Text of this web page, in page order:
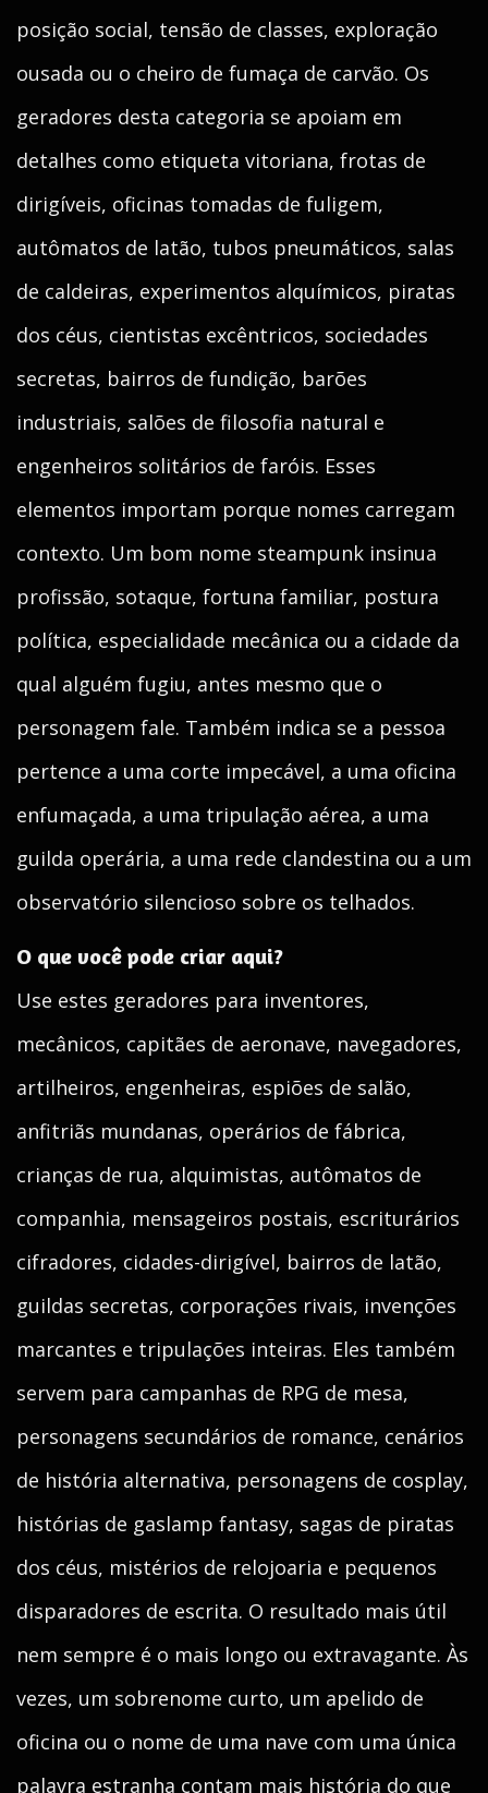
posição social, tensão de classes, exploração
ousada ou o cheiro de fumaça de carvão. Os
geradores desta categoria se apoiam em
detalhes como etiqueta vitoriana, frotas de
dirigíveis, oficinas tomadas de fuligem,
autômatos de latão, tubos pneumáticos, salas
de caldeiras, experimentos alquímicos, piratas
dos céus, cientistas excêntricos, sociedades
secretas, bairros de fundição, barões
industriais, salões de filosofia natural e
engenheiros solitários de faróis. Esses
elementos importam porque nomes carregam
contexto. Um bom nome steampunk insinua
profissão, sotaque, fortuna familiar, postura
política, especialidade mecânica ou a cidade da
qual alguém fugiu, antes mesmo que o
personagem fale. Também indica se a pessoa
pertence a uma corte impecável, a uma oficina
enfumaçada, a uma tripulação aérea, a uma
guilda operária, a uma rede clandestina ou a um
observatório silencioso sobre os telhados.
O que você pode criar aqui?
Use estes geradores para inventores,
mecânicos, capitães de aeronave, navegadores,
artilheiros, engenheiras, espiões de salão,
anfitriãs mundanas, operários de fábrica,
crianças de rua, alquimistas, autômatos de
companhia, mensageiros postais, escriturários
cifradores, cidades-dirigível, bairros de latão,
guildas secretas, corporações rivais, invenções
marcantes e tripulações inteiras. Eles também
servem para campanhas de RPG de mesa,
personagens secundários de romance, cenários
de história alternativa, personagens de cosplay,
histórias de gaslamp fantasy, sagas de piratas
dos céus, mistérios de relojoaria e pequenos
disparadores de escrita. O resultado mais útil
nem sempre é o mais longo ou extravagante. Às
vezes, um sobrenome curto, um apelido de
oficina ou o nome de uma nave com uma única
palavra estranha contam mais história do que